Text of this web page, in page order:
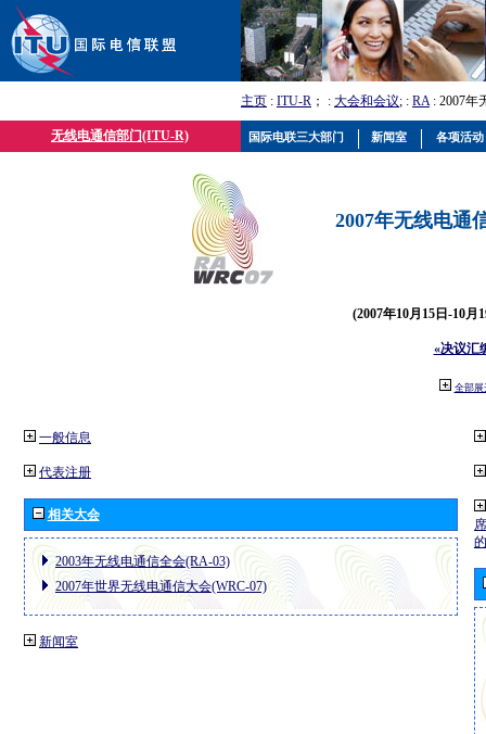
主页 : ITU-R ； : 大会和会议; : RA: 2007年
无线电通信部门(ITU-R)
2007年无线电通
(2007年10月15日-10月
«决议汇
全部展
一般信息
代表注册
相关大会
2003年无线电通信全会(RA-03)
2007年世界无线电通信大会(WRC-07)
新闻室
国际电联三大部门 新闻室 各项活动